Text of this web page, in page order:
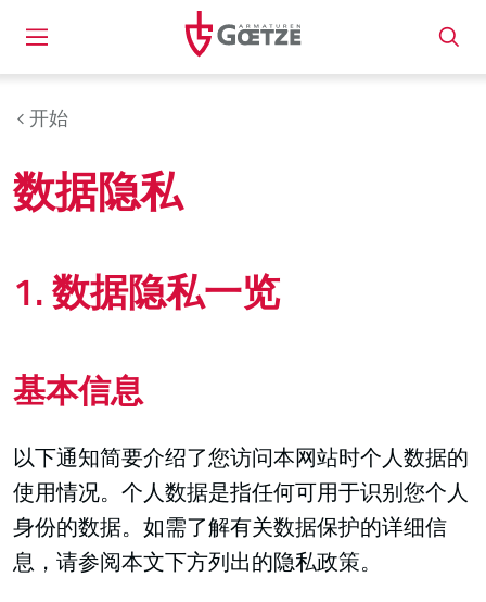
开始
数据隐私
1. 数据隐私一览
基本信息
以下通知简要介绍了您访问本网站时个人数据的
使用情况。个人数据是指任何可用于识别您个人
身份的数据。如需了解有关数据保护的详细信
息，请参阅本文下方列出的隐私政策。